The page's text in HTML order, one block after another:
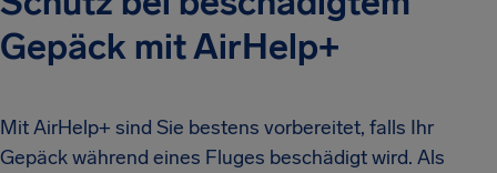
Gepäck mit AirHelp+
Mit AirHelp+ sind Sie bestens vorbereitet, falls Ihr
Gepäck während eines Fluges beschädigt wird. Als